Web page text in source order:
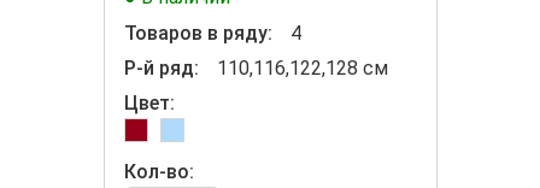
Товаров в ряду:
4
Р-й ряд:
110,116,122,128 см
Цвет:
Кол-во: